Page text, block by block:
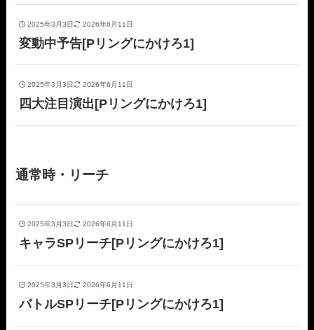
2025年3月3日 2026年6月11日
変動中予告[Pリングにかけろ1]
2025年3月3日 2026年6月11日
四大注目演出[Pリングにかけろ1]
通常時・リーチ
2025年3月3日 2026年6月11日
キャラSPリーチ[Pリングにかけろ1]
2025年3月3日 2026年6月11日
バトルSPリーチ[Pリングにかけろ1]